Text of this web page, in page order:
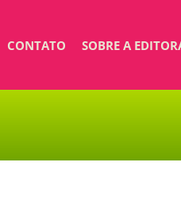
CONTATO SOBRE A